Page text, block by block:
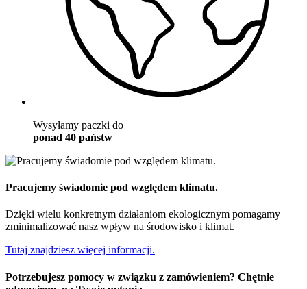
Wysyłamy paczki do
ponad 40 państw
Pracujemy świadomie pod względem klimatu.
Dzięki wielu konkretnym działaniom ekologicznym pomagamy
zminimalizować nasz wpływ na środowisko i klimat.
Tutaj znajdziesz więcej informacji.
Potrzebujesz pomocy w związku z zamówieniem? Chętnie